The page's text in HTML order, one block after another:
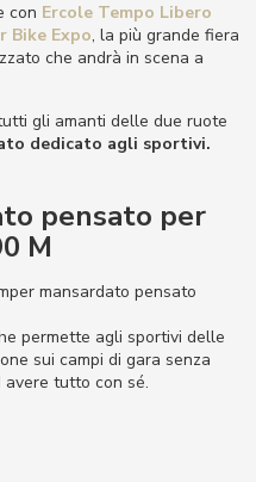
con Ercole Tempo Libero
Bike Expo, la più grande fiera
che andrà in scena a
gli amanti delle due ruote
dedicato agli sportivi.
pensato per
M
mansardato pensato
permette agli sportivi delle
sui campi di gara senza
tutto con sé.